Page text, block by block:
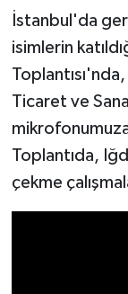
İstanbul'da
isimlerin
Ticaret ve
mikrofonumuza
Toplantıda,
çekme